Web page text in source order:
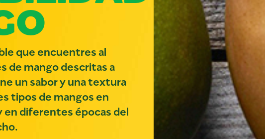
que encuentres al
de mango descritas a
un sabor y una textura
tipos de mangos en
diferentes épocas del